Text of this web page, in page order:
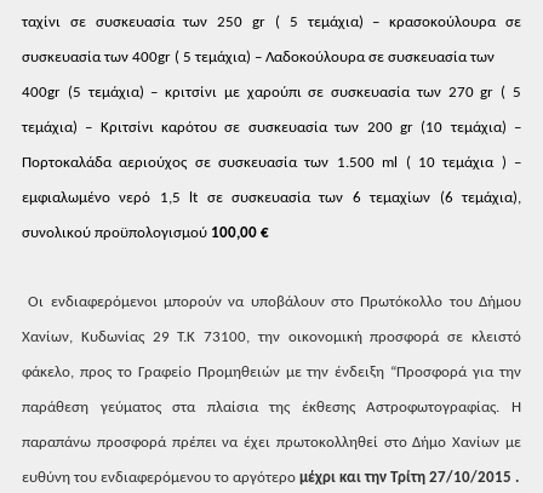
ταχίνι σε συσκευασία των 250gr (5 τεμάχια) – κρασοκούλουρα σε
συσκευασίατων 400gr ( 5 τεμάχια) – Λαδοκούλουρα σε συσκευασίατων
400gr (5 τεμάχια) – κριτσίνι με χαρούπι σε συσκευασία των 270gr ( 5
τεμάχια) – Κριτσίνι καρότου σε συσκευασία των 200 gr (10 τεμάχια) –
Πορτοκαλάδα αεριούχος σεσυσκευασία των 1.500 ml (10 τεμάχια ) –
εμφιαλωμένο νερό 1,5 lt σεσυσκευασία των 6 τεμαχίων (6 τεμάχια),
συνολικού προϋπολογισμού 100,00 €
Οι ενδιαφερόμενοι μπορούν να υποβάλουν στο Πρωτόκολλο του Δήμου
Χανίων, Κυδωνίας29 Τ.Κ 73100, την οικονομική προσφορά σε κλειστό
φάκελο, προς το Γραφείο Προμηθειώνμε την ένδειξη “Προσφοράγια την
παράθεση γεύματος στα πλαίσιατης έκθεσης Αστροφωτογραφίας. Η
παραπάνω προσφορά πρέπει να έχει πρωτοκολληθεί στο Δήμο Χανίων με
ευθύνητου ενδιαφερόμενου το αργότερο μέχρι και την Τρίτη 27/10/2015 .